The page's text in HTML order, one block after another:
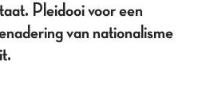
Pleidooi voor een
van nationalisme